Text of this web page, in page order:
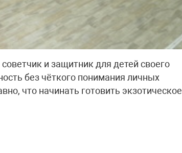
и защитник для детей своего
без чёткого понимания личных
что начинать готовить экзотическое